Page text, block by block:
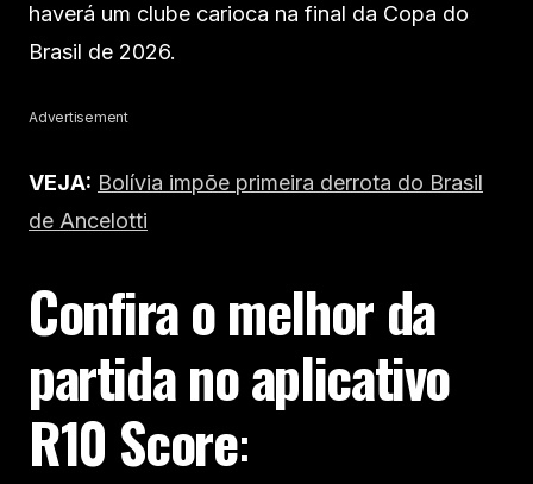
haverá um clube carioca na final da Copa do
Brasil de 2026.
Advertisement
VEJA: Bolívia impõe primeira derrota do Brasil
de Ancelotti
Confira o melhor da
partida no aplicativo
R10 Score: